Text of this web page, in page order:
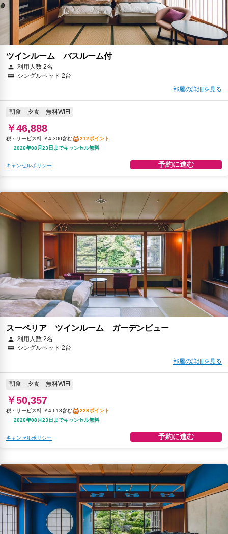
ツインルーム バスルーム付
利用人数 2名
シングルベッド 2台
部屋の詳細を見る
朝食 夕食 無料WiFi
￥46,888
税・サービス料 ￥4,300含む
212ポイント
2026年08月23日までキャンセル無料
キャンセルポリシー 予約に進む
スーペリア ツインルーム ガーデンビュー
利用人数 2名
シングルベッド 2台
部屋の詳細を見る
朝食 夕食 無料WiFi
￥50,357
税・サービス料 ￥4,618含む
228ポイント
2026年08月23日までキャンセル無料
キャンセルポリシー 予約に進む